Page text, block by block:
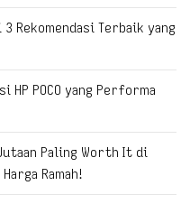
3 Rekomendasi Terbaik yang
HP POCO yang Performa
Paling Worth It di
Ramah!